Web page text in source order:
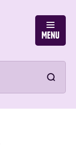
Menu